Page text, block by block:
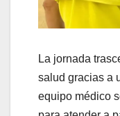
La jornada
salud gracias a
equipo médico